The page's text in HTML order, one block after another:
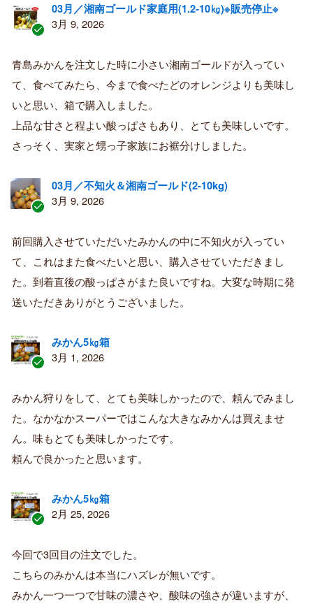
証
済
み
購
者
03月／湘南ゴールド家庭用(1.2-10㎏)※販売停止※
3月 9, 2026
青島みかんを注文した時に小さい湘南ゴールドが入ってい
て、食べてみたら、今まで食べたどのオレンジよりも美味し
いと思い、箱で購入しました。
上品な甘さと程よい酸っぱさもあり、とても美味しいです。
さっそく、実家と甥っ子家族にお裾分けしました。
証
済
み
購
者
03月／不知火＆湘南ゴールド(2-10kg)
3月 9, 2026
前回購入させていただいたみかんの中に不知火が入ってい
て、これはまた食べたいと思い、購入させていただきまし
た。到着直後の酸っぱさがまた良いですね。大変な時期に発
送いただきありがとうございました。
証
済
み
購
者
みかん5㎏箱
3月 1, 2026
みかん狩りをして、とても美味しかったので、頼んでみまし
た。なかなかスーパーではこんな大きなみかんは買えませ
ん。味もとても美味しかったです。
頼んで良かったと思います。
証
済
み
購
みかん5㎏箱
2月 25, 2026
今回で3回目の注文でした。
こちらのみかんは本当にハズレが無いです。
みかん一つ一つで甘味の濃さや、酸味の強さが違いますが、